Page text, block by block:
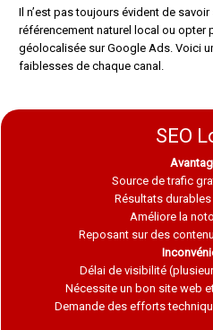
Il n’est pas toujours évident de
référencement naturel local ou opter
géolocalisée sur Google Ads. Voici
faiblesses de chaque canal.
SEO
Source de trafic
Résultats
Améliore la
Reposant sur des
Délai de visibilité
Nécessite un bon site web
Demande des efforts